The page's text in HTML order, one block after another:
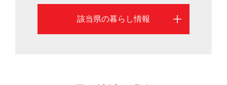
該当県の暮らし情報